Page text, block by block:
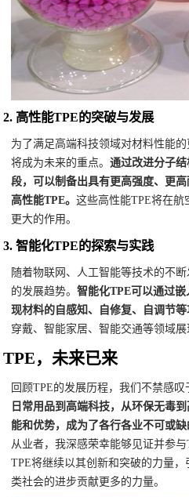
2. 高性能TPE的突破与发展
为了满足高端科技领域对材料性能
将成为未来的重点。通过改进分子
段，可以制备出具有更高强度、更
高性能TPE。这些高性能TPE将在
更大的作用。
3.智能化TPE的探索与实践
随着物联网、人工智能等技术的不
的发展趋势。智能化TPE可以通过
现材料的自感知、自修复、自调节
穿戴、智能家居、智能交通等领域展
TPE，未来已来
回顾TPE的发展历程，我们不禁感叹
日常用品到高端科技，从环保无毒
能和优势，成为了各行各业不可或
从业者，我深感荣幸能够见证并参
TPE将继续以其创新和突破的力量
类社会的进步贡献更多的力量。